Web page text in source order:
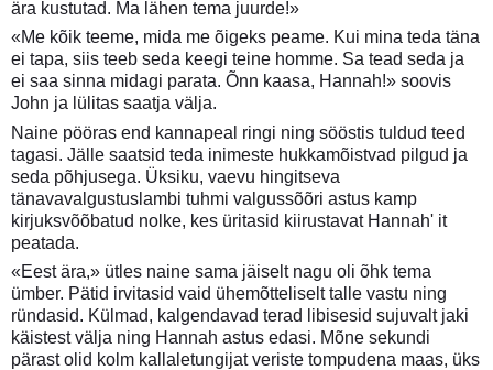
ära kustutad. Ma lähen tema juurde!»
«Me kõik teeme, mida me õigeks peame. Kui mina teda täna
ei tapa, siis teeb seda keegi teine homme. Sa tead seda ja
ei saa sinna midagi parata. Õnn kaasa, Hannah!» soovis
John ja lülitas saatja välja.
Naine pööras end kannapeal ringi ning sööstis tuldud teed
tagasi. Jälle saatsid teda inimeste hukkamõistvad pilgud ja
seda põhjusega. Üksiku, vaevu hingitseva
tänavavalgustuslambi tuhmi valgussõõri astus kamp
kirjuksvõõbatud nolke, kes üritasid kiirustavat Hannah' it
peatada.
«Eest ära,» ütles naine sama jäiselt nagu oli õhk tema
ümber. Pätid irvitasid vaid ühemõtteliselt talle vastu ning
ründasid. Külmad, kalgendavad terad libisesid sujuvalt jaki
käistest välja ning Hannah astus edasi. Mõne sekundi
pärast olid kolm kallaletungijat veriste tompudena maas, üks